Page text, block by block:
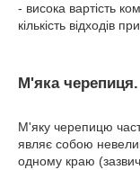
- висока вартість
кількість відходів
М'яка черепиця.
М'яку черепицю
являє собою
одному краю